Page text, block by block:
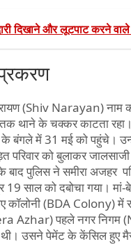
और लूटपाट करने वाले
(Shiv Narayan)
तक थाने के चक्कर काटता
में 31 मई को पहुंचे।
परिवार को बुलाकर
बाद पुलिस ने समीरा
साल को दबोचा गया। मां-
कॉलोनी (BDA Colony) में
Azhar) पहले नगर निगम
उसने पेमेंट के केंसिल हुए